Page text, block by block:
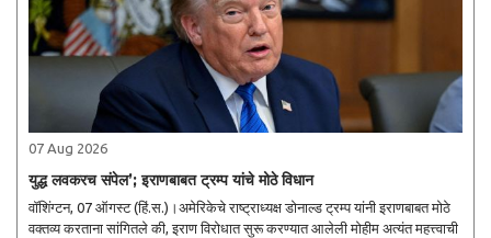
07 Aug 2026
युद्ध लवकरच संपेल’; इराणबाबत ट्रम्प यांचे मोठे विधान
वॉशिंग्टन, 07 ऑगस्ट (हिं.स.)।अमेरिकेचे राष्ट्राध्यक्ष डोनाल्ड ट्रम्प यांनी इराणबाबत मोठे
वक्तव्य करताना सांगितले की, इराण विरोधात सुरू करण्यात आलेली मोहीम अत्यंत महत्त्वाची